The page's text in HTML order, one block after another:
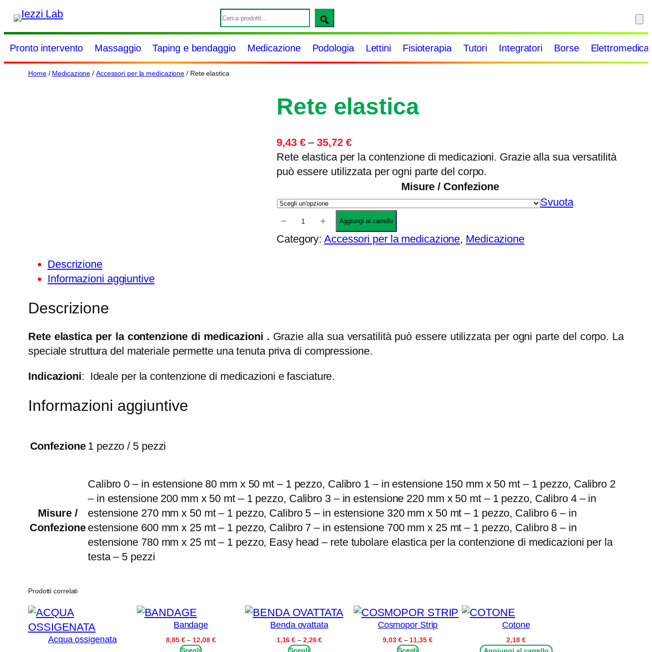
S
e
a
r
c
Pronto intervento Massaggio Taping e bendaggio Medicazione Podologia Lettini Fisioterapia Tutori Integratori Borse
Home/ Medicazione / Accessori per la medicazione / Rete elastica
Rete elastica
9,43 € – 35,72 €F
a
s
i
a
d
i
o
:
3
5
,
7
2
Rete elastica per la contenzione di medicazioni. Grazie alla sua versatilità
può essere utilizzata per ogni parte del corpo.
Misure / Confezione
Svuota
t
t
i
a
à
− + Aggiungi al carrello
Category:Accessori per la medicazione, Medicazione
Descrizione
Informazioni aggiuntive
Descrizione
Rete elastica per la contenzione di medicazioni . Grazie alla sua versatilità può essere utilizzata per ogni parte del corpo. La
speciale struttura del materiale permette una tenuta priva di compressione.
Indicazioni: Ideale per la contenzione di medicazioni e fasciature.
Informazioni aggiuntive
Confezione 1 pezzo / 5 pezzi
Misure /
Confezione
Calibro 0 – in estensione 80 mm x 50 mt – 1 pezzo, Calibro 1 – in estensione 150 mm x 50 mt – 1 pezzo, Calibro 2
– in estensione 200 mm x 50 mt – 1 pezzo, Calibro 3 – in estensione 220 mm x 50 mt – 1 pezzo, Calibro 4 – in
estensione 270 mm x 50 mt – 1 pezzo, Calibro 5 – in estensione 320 mm x 50 mt – 1 pezzo, Calibro 6 – in
estensione 600 mm x 25 mt – 1 pezzo, Calibro 7 – in estensione 700 mm x 25 mt – 1 pezzo, Calibro 8 – in
estensione 780 mm x 25 mt – 1 pezzo, Easy head – rete tubolare elastica per la contenzione di medicazioni per la
testa – 5 pezzi
Prodotti correlati
Acqua ossigenata
Bandage
8,85 € – 12,08 €Fascia
Scegli
Benda ovattata
1,16€ – 2,26€Fascia
Scegli
Cosmopor Strip
9,03 € – 11,35 €Fascia
Scegli
Cotone
2,18 €